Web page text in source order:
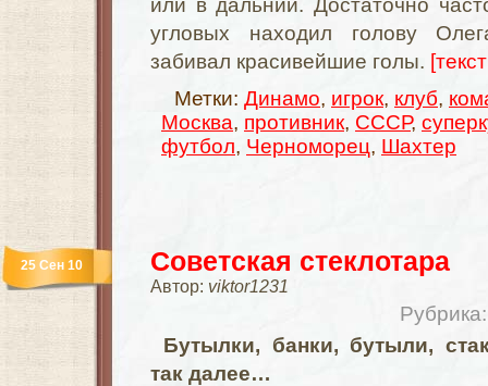
или в дальний. Достаточно
угловых находил голову
забивал красивейшие голы.
Метки: Динамо, игрок, клуб,
Москва, противник, СССР,
футбол, Черноморец, Шахтер
Советская стеклотара
Автор: viktor1231
25 Сен 10
Бутылки, банки, бутыли,
так далее…